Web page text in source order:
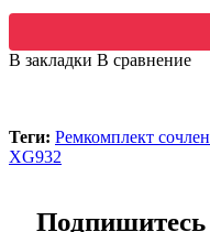
В закладки В сравнение
Теги: Ремкомплект
XG932